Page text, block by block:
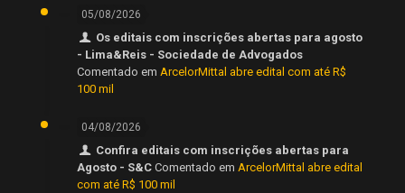
05/08/2026
Os editais com inscrições abertas para agosto
- Lima&Reis - Sociedade de Advogados
Comentado em ArcelorMittal abre edital com até R$
100 mil
04/08/2026
Confira editais com inscrições abertas para
Agosto - S&C Comentado em ArcelorMittal abre edital
com até R$ 100 mil